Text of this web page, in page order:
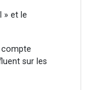
» et le
compte
sur les